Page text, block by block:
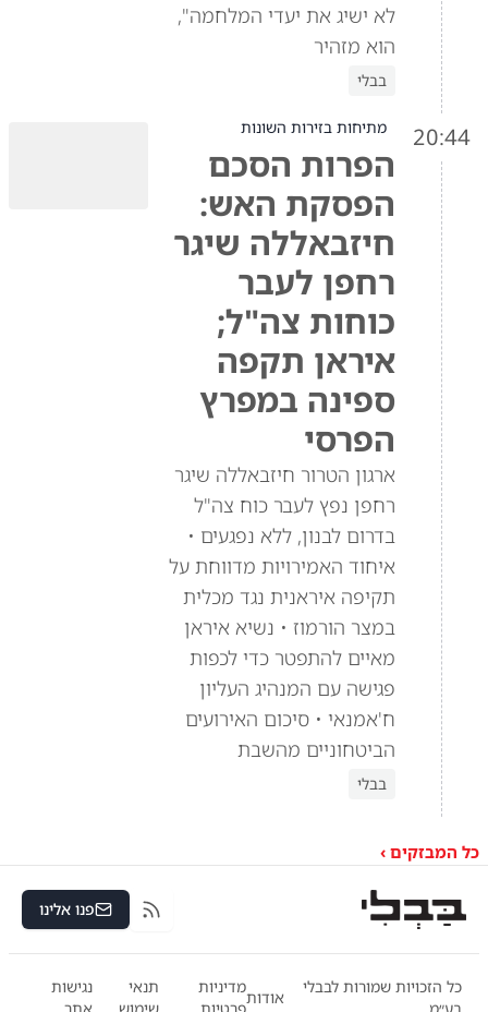
לא ישיג את יעדי המלחמה",
הוא מזהיר
בבלי
20:44 מתיחות בזירות השונות
הפרות הסכם
הפסקת האש:
חיזבאללה שיגר
רחפן לעבר
כוחות צה"ל;
איראן תקפה
ספינה במפרץ
הפרסי
ארגון הטרור חיזבאללה שיגר
רחפן נפץ לעבר כוח צה"ל
בדרום לבנון, ללא נפגעים •
איחוד האמירויות מדווחת על
תקיפה איראנית נגד מכלית
במצר הורמוז • נשיא איראן
מאיים להתפטר כדי לכפות
פגישה עם המנהיג העליון
ח'אמנאי • סיכום האירועים
הביטחוניים מהשבת
בבלי
כל המבזקים ›
RSS פנו אלינו
כל הזכויות שמורות לבבלי
אודות
מדיניות
תנאי
נגישות